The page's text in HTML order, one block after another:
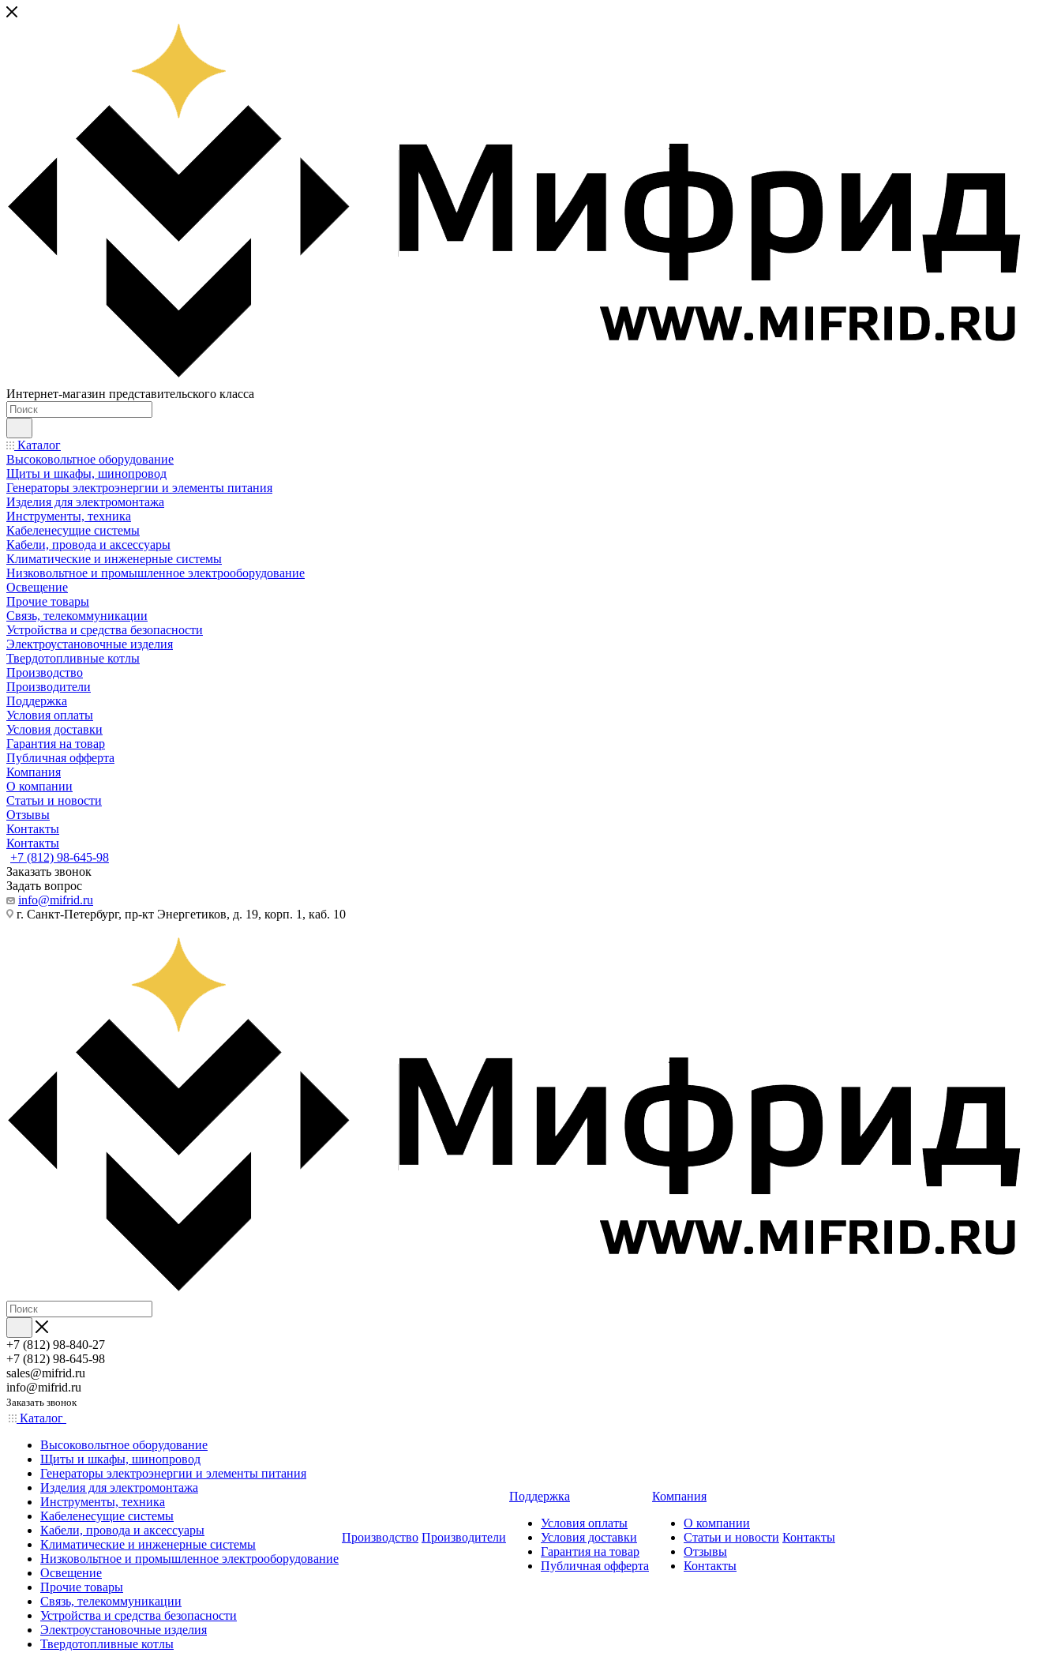
Интернет-магазин представительского класса
Каталог
Высоковольтное оборудование
Щиты и шкафы, шинопровод
Генераторы электроэнергии и элементы питания
Изделия для электромонтажа
Инструменты, техника
Кабеленесущие системы
Кабели, провода и аксессуары
Климатические и инженерные системы
Низковольтное и промышленное электрооборудование
Освещение
Прочие товары
Связь, телекоммуникации
Устройства и средства безопасности
Электроустановочные изделия
Твердотопливные котлы
Производство
Производители
Поддержка
Условия оплаты
Условия доставки
Гарантия на товар
Публичная офферта
Компания
О компании
Статьи и новости
Отзывы
Контакты
Контакты
+7 (812) 98-645-98
Заказать звонок
Задать вопрос
info@mifrid.ru
г. Санкт-Петербург, пр-кт Энергетиков, д. 19, корп. 1, каб. 10
+7 (812) 98-840-27
+7 (812) 98-645-98
sales@mifrid.ru
info@mifrid.ru
Заказать звонок
Каталог
Высоковольтное оборудование
Щиты и шкафы, шинопровод
Генераторы электроэнергии и элементы питания
Изделия для электромонтажа
Инструменты, техника
Кабеленесущие системы
Кабели, провода и аксессуары
Климатические и инженерные системы
Низковольтное и промышленное электрооборудование
Освещение
Прочие товары
Связь, телекоммуникации
Устройства и средства безопасности
Электроустановочные изделия
Твердотопливные котлы
Производство Производители
Поддержка
Условия оплаты
Условия доставки
Гарантия на товар
Публичная офферта
Компания
О компании
Статьи и новости
Отзывы
Контакты
Контакты